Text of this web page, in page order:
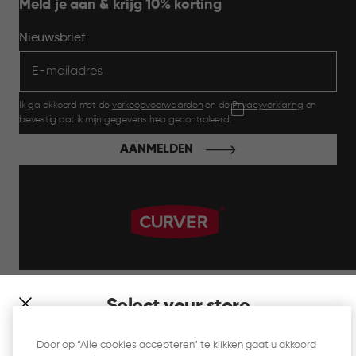
Select your store
which store would you like to shop?
Meld je aan & krijg 10% korting
Nieuwsbrief
Ik ga akkoord met de verkoopvoorwaarden en dePrivacyverklaring en
bevestig dat ik mijn gegevens heb gecontroleerd.
AANMELDEN
Door op “Alle cookies accepteren” te klikken gaat u akkoord